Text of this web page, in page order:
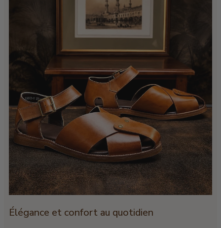
Élégance et confort au quotidien